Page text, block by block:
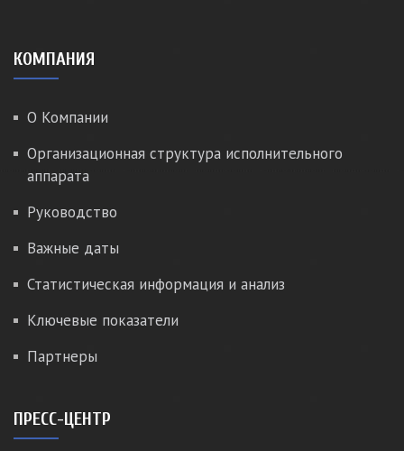
КОМПАНИЯ
О Компании
Организационная структура исполнительного
аппарата
Руководство
Важные даты
Статистическая информация и анализ
Ключевые показатели
Партнеры
ПРЕСС-ЦЕНТР